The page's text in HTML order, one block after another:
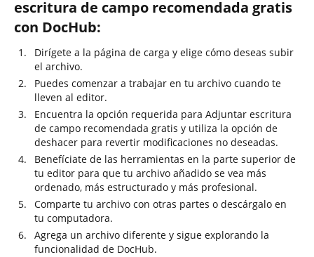
escritura de campo recomendada gratis
con DocHub:
Dirígete a la página de carga y elige cómo deseas subir
el archivo.
Puedes comenzar a trabajar en tu archivo cuando te
lleven al editor.
Encuentra la opción requerida para Adjuntar escritura
de campo recomendada gratis y utiliza la opción de
deshacer para revertir modificaciones no deseadas.
Benefíciate de las herramientas en la parte superior de
tu editor para que tu archivo añadido se vea más
ordenado, más estructurado y más profesional.
Comparte tu archivo con otras partes o descárgalo en
tu computadora.
Agrega un archivo diferente y sigue explorando la
funcionalidad de DocHub.